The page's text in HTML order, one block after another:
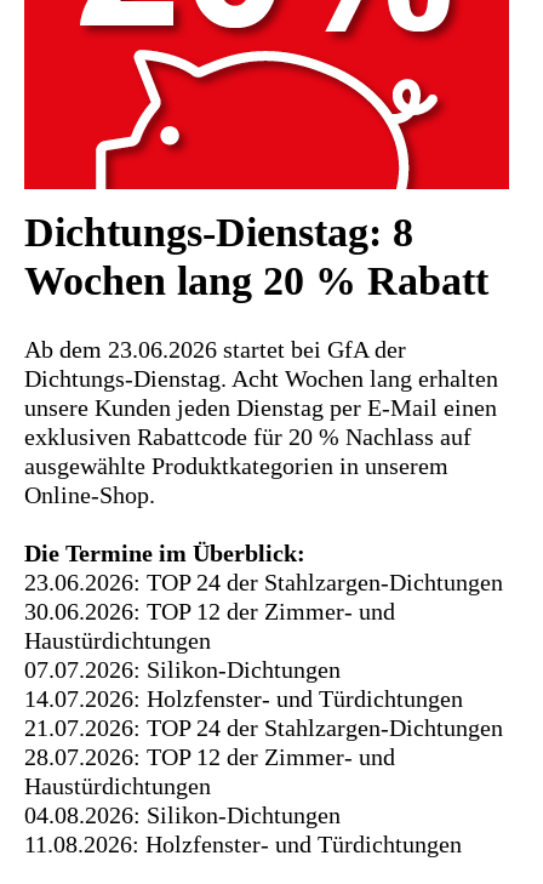
Dichtungs-Dienstag: 8
Wochen lang 20 % Rabatt
Ab dem 23.06.2026 startet bei GfA der
Dichtungs-Dienstag. Acht Wochen lang erhalten
unsere Kunden jeden Dienstag per E-Mail einen
exklusiven Rabattcode für 20 % Nachlass auf
ausgewählte Produktkategorien in unserem
Online-Shop.
Die Termine im Überblick:
23.06.2026: TOP 24 der Stahlzargen-Dichtungen
30.06.2026: TOP 12 der Zimmer- und
Haustürdichtungen
07.07.2026: Silikon-Dichtungen
14.07.2026: Holzfenster- und Türdichtungen
21.07.2026: TOP 24 der Stahlzargen-Dichtungen
28.07.2026: TOP 12 der Zimmer- und
Haustürdichtungen
04.08.2026: Silikon-Dichtungen
11.08.2026: Holzfenster- und Türdichtungen
1
2
3
4
5
6
7
8
0
2
3
4
5
6
7
8
9